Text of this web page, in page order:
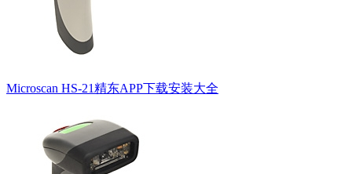
Microscan HS-21精东APP下载安装大全